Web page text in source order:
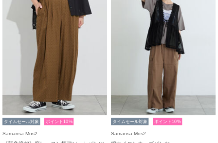
タイムセール対象 ポイント10%
Samansa Mos2
タイムセール対象 ポイント10%
Samansa Mos2